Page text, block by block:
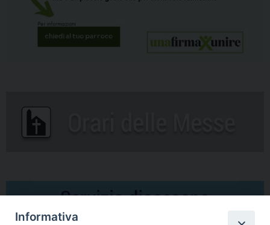
Informativa